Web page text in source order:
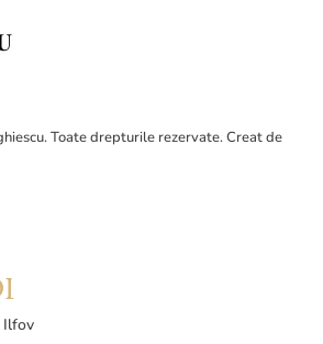
Toate drepturile rezervate. Creat de
Ilfov